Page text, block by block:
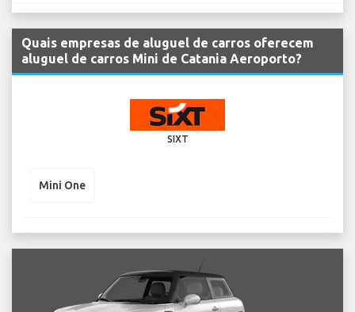
Quais empresas de aluguel de carros oferecem
aluguel de carros Mini de Catania Aeroporto?
SIXT
Mini One